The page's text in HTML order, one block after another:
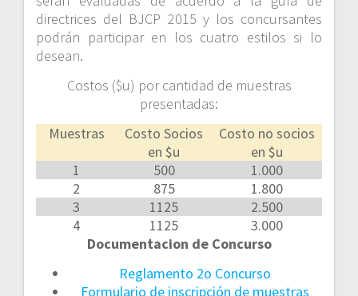
directrices del BJCP 2015 y los concursantes
podrán participar en los cuatro estilos si lo
desean.
Costos ($u) por cantidad de muestras
presentadas:
Muestras
Costo Socios
en $u
Costo no socios
en $u
1
500
1.000
2
875
1.800
3
1125
2.500
4
1125
3.000
Documentacion de Concurso
Reglamento 2o Concurso
Formulario de inscripción de muestras